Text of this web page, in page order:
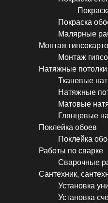
Покраска
Малярные
Монтаж
Монтаж
Натяжные потолки
Тканевые
Натяжные
Матовые
Глянцевые
Поклейка обоев
Поклейка
Работы по сварке
Сварочные
Сантехник,
Установка
Установка